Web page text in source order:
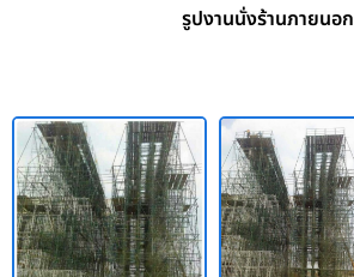
รูปงานนั่งร้านภายนอก